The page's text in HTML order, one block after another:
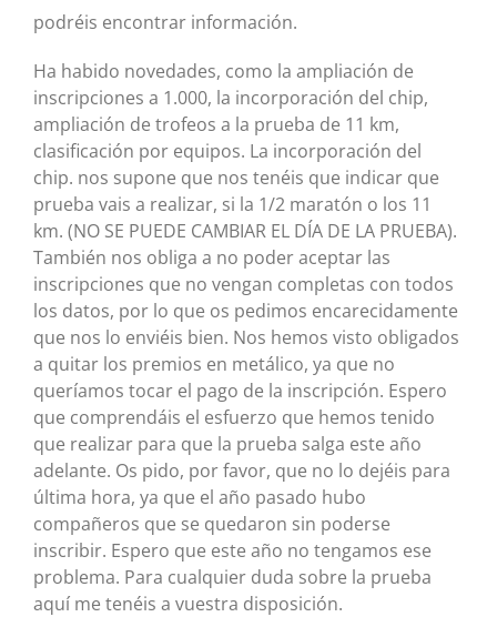
podréis encontrar información.
Ha habido novedades, como la ampliación de
inscripciones a 1.000, la incorporación del chip,
ampliación de trofeos a la prueba de 11 km,
clasificación por equipos. La incorporación del
chip. nos supone que nos tenéis que indicar que
prueba vais a realizar, si la 1/2 maratón o los 11
km. (NO SE PUEDE CAMBIAR EL DÍA DE LA PRUEBA).
También nos obliga a no poder aceptar las
inscripciones que no vengan completas con todos
los datos, por lo que os pedimos encarecidamente
que nos lo enviéis bien. Nos hemos visto obligados
a quitar los premios en metálico, ya que no
queríamos tocar el pago de la inscripción. Espero
que comprendáis el esfuerzo que hemos tenido
que realizar para que la prueba salga este año
adelante. Os pido, por favor, que no lo dejéis para
última hora, ya que el año pasado hubo
compañeros que se quedaron sin poderse
inscribir. Espero que este año no tengamos ese
problema. Para cualquier duda sobre la prueba
aquí me tenéis a vuestra disposición.